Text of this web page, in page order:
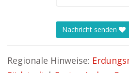
Nachricht senden
Regionale Hinweise: